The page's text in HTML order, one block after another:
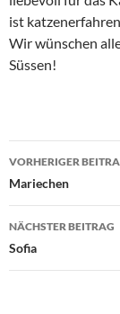
ist
Wir wünschen
Süssen!
VORHERIGER
Mariechen
NÄCHSTER BEITRAG
Sofia